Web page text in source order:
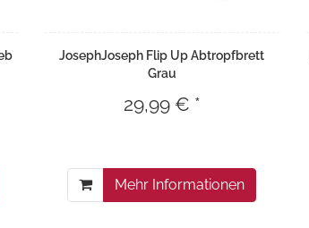
JosephJoseph Flip Up Abtropfbrett
Grau
29,99 € *
Mehr Informationen